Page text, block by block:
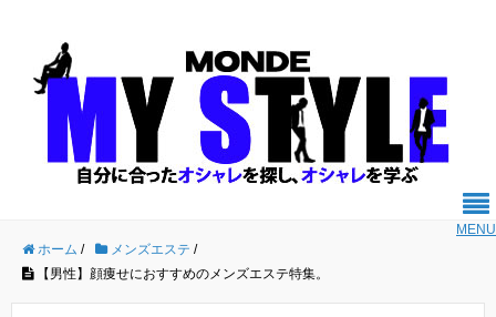
MENU
ホーム / メンズエステ /
【男性】顔痩せにおすすめのメンズエステ特集。